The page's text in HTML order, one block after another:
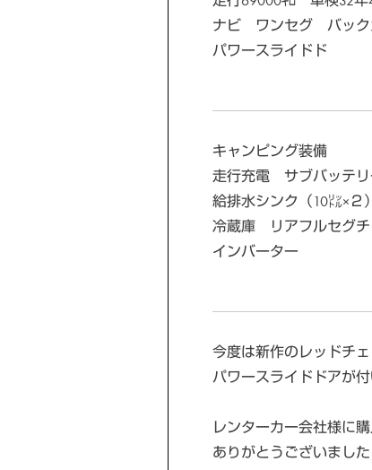
ナビ ワンセグ バック
パワースライドド
キャンピング装備
走行充電 サブバッテ
給排水シンク（10㍑×
冷蔵庫 リアフルセグチ
インバーター
今度は新作のレッドチ
パワースライドドアが
レンターカー会社様に
ありがとうございました